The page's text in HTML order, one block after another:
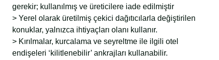
gerekir; kullanılmış ve üreticilere iade edilmiştir
> Yerel olarak üretilmiş çekici dağıtıcılarla değiştirilen
konuklar, yalnızca ihtiyaçları olanı kullanır.
> Kırılmalar, kurcalama ve seyreltme ile ilgili otel
endişeleri ‘kilitlenebilir’ ankrajları kullanabilir.